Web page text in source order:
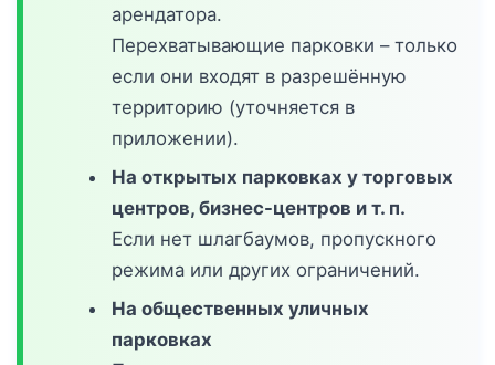
арендатора.
Перехватывающие парковки – только
если они входят в разрешённую
территорию (уточняется в
приложении).
На открытых парковках у торговых
центров, бизнес-центров и т. п.
Если нет шлагбаумов, пропускного
режима или других ограничений.
На общественных уличных
парковках